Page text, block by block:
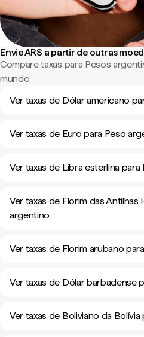
Envie ARS a partir de outras
Compare taxas para Pesos
mundo.
Ver taxas de Dólar americano
Ver taxas de Euro para Peso
Ver taxas de Libra esterlina
Ver taxas de Florim das Antilhas
argentino
Ver taxas de Florim arubano
Ver taxas de Dólar barbadense
Ver taxas de Boliviano da